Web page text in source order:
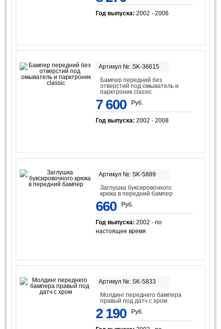
Год выпуска: 2002 - 2006
Артикул №: SK-36615
Бампер передний без
отверстий под омыватель и
парктроник classic
7 600 Руб.
Год выпуска: 2002 - 2008
Артикул №: SK-5889
Заглушка буксировочного
крюка в передний бампер
660 Руб.
Год выпуска: 2002 - по
настоящее время
Артикул №: SK-5833
Молдинг переднего бампера
правый под датч с хром
2 190 Руб.